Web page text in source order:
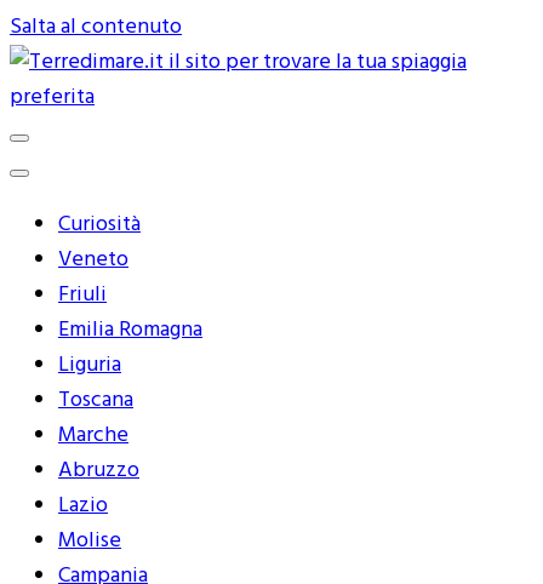
Salta al contenuto
Terredimare.it il sito per trovare
la tua spiaggia preferita
Curiosità
Veneto
Friuli
Emilia Romagna
Liguria
Toscana
Marche
Abruzzo
Lazio
Molise
Campania